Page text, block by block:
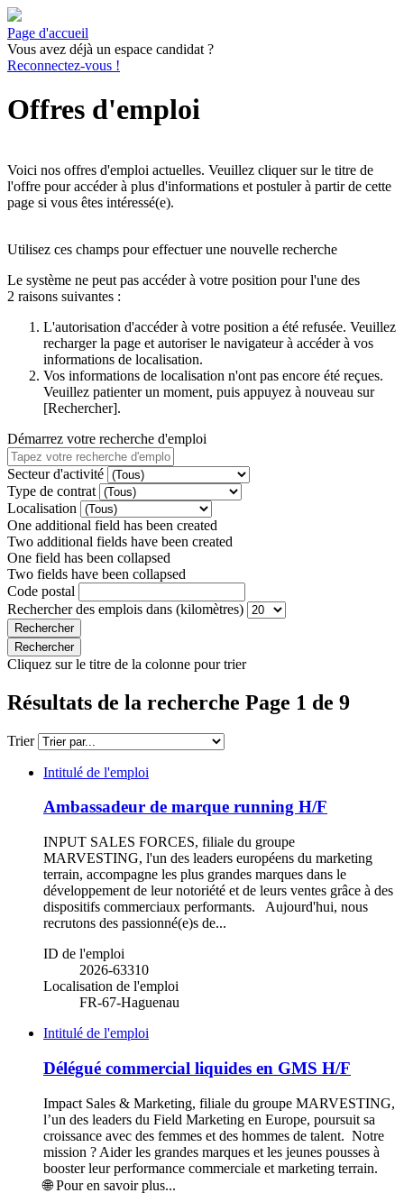
Page d'accueil
Vous avez déjà un espace candidat ?
Reconnectez-vous !
Offres d'emploi
Voici nos offres d'emploi actuelles. Veuillez cliquer sur le titre de
l'offre pour accéder à plus d'informations et postuler à partir de cette
page si vous êtes intéressé(e).
Utilisez ces champs pour effectuer une nouvelle recherche
Le système ne peut pas accéder à votre position pour l'une des
2 raisons suivantes :
L'autorisation d'accéder à votre position a été refusée. Veuillez
recharger la page et autoriser le navigateur à accéder à vos
informations de localisation.
Vos informations de localisation n'ont pas encore été reçues.
Veuillez patienter un moment, puis appuyez à nouveau sur
[Rechercher].
Démarrez votre recherche d'emploi
Secteur d'activité
Type de contrat
Localisation
One additional field has been created
Two additional fields have been created
One field has been collapsed
Two fields have been collapsed
Code postal
Rechercher des emplois dans (kilomètres)
Cliquez sur le titre de la colonne pour trier
Résultats de la recherche Page 1 de 9
Trier
Intitulé de l'emploi
Ambassadeur de marque running H/F
INPUT SALES FORCES, filiale du groupe
MARVESTING, l'un des leaders européens du marketing
terrain, accompagne les plus grandes marques dans le
développement de leur notoriété et de leurs ventes grâce à des
dispositifs commerciaux performants. Aujourd'hui, nous
recrutons des passionné(e)s de...
ID de l'emploi
2026-63310
Localisation de l'emploi
FR-67-Haguenau
Intitulé de l'emploi
Délégué commercial liquides en GMS H/F
Impact Sales & Marketing, filiale du groupe MARVESTING,
l’un des leaders du Field Marketing en Europe, poursuit sa
croissance avec des femmes et des hommes de talent. Notre
mission ? Aider les grandes marques et les jeunes pousses à
booster leur performance commerciale et marketing terrain.
🌐 Pour en savoir plus...